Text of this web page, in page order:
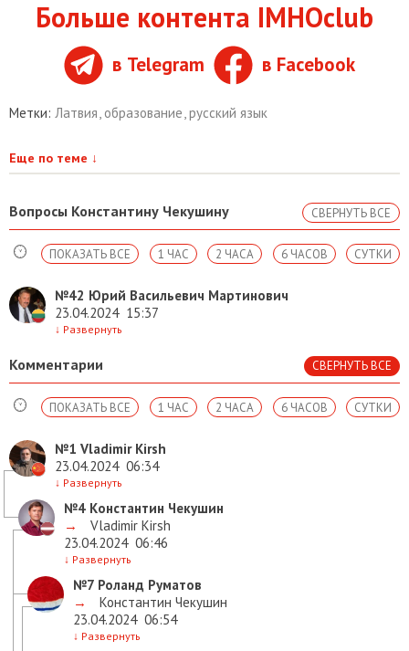
Больше контента IMHOclub
в Telegram в Facebook
Метки: Латвия образование русский язык
Еще по теме ↓
Вопросы Константину Чекушину СВЕРНУТЬ ВСЕ
СУТКИ
6 ЧАСОВ
2 ЧАСА
1 ЧАС
ПОКАЗАТЬ ВСЕ
№42 Юрий Васильевич Мартинович
23.04.2024 15:37
↓ Развернуть
Комментарии СВЕРНУТЬ ВСЕ
СУТКИ
6 ЧАСОВ
2 ЧАСА
1 ЧАС
ПОКАЗАТЬ ВСЕ
№1 Vladimir Kirsh
23.04.2024 06:34
↓ Развернуть
№4 Константин Чекушин
→
Vladimir Kirsh
23.04.2024 06:46
↓ Развернуть
№7 Роланд Руматов
→
Константин Чекушин
23.04.2024 06:54
↓ Развернуть